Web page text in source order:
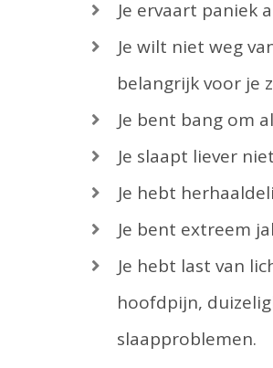
Je ervaart paniek
Je wilt niet weg
belangrijk voor je
Je bent bang om
Je slaapt liever
Je hebt
Je bent extreem
Je hebt last van
hoofdpijn,
slaapproblemen.